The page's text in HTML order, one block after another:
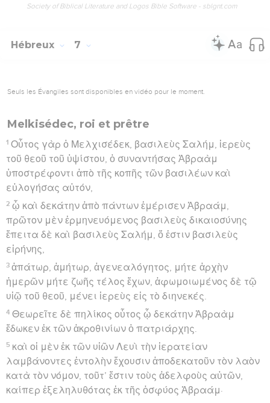
Society of Biblical Literature and Logos Bible Software - sblgnt.com
Hébreux 7
Seuls les Évangiles sont disponibles en vidéo pour le moment.
Melkisédec, roi et prêtre
1 Οὗτος γὰρ ὁ Μελχισέδεκ, βασιλεὺς Σαλήμ, ἱερεὺς
τοῦ θεοῦ τοῦ ὑψίστου, ὁ συναντήσας Ἀβραὰμ
ὑποστρέφοντι ἀπὸ τῆς κοπῆς τῶν βασιλέων καὶ
εὐλογήσας αὐτόν,
2 ᾧ καὶ δεκάτην ἀπὸ πάντων ἐμέρισεν Ἀβραάμ,
πρῶτον μὲν ἑρμηνευόμενος βασιλεὺς δικαιοσύνης
ἔπειτα δὲ καὶ βασιλεὺς Σαλήμ, ὅ ἐστιν βασιλεὺς
εἰρήνης,
3 ἀπάτωρ, ἀμήτωρ, ἀγενεαλόγητος, μήτε ἀρχὴν
ἡμερῶν μήτε ζωῆς τέλος ἔχων, ἀφωμοιωμένος δὲ τῷ
υἱῷ τοῦ θεοῦ, μένει ἱερεὺς εἰς τὸ διηνεκές.
4 Θεωρεῖτε δὲ πηλίκος οὗτος ᾧ δεκάτην Ἀβραὰμ
ἔδωκεν ἐκ τῶν ἀκροθινίων ὁ πατριάρχης.
5 καὶ οἱ μὲν ἐκ τῶν υἱῶν Λευὶ τὴν ἱερατείαν
λαμβάνοντες ἐντολὴν ἔχουσιν ἀποδεκατοῦν τὸν λαὸν
κατὰ τὸν νόμον, τοῦτ’ ἔστιν τοὺς ἀδελφοὺς αὐτῶν,
καίπερ ἐξεληλυθότας ἐκ τῆς ὀσφύος Ἀβραάμ·